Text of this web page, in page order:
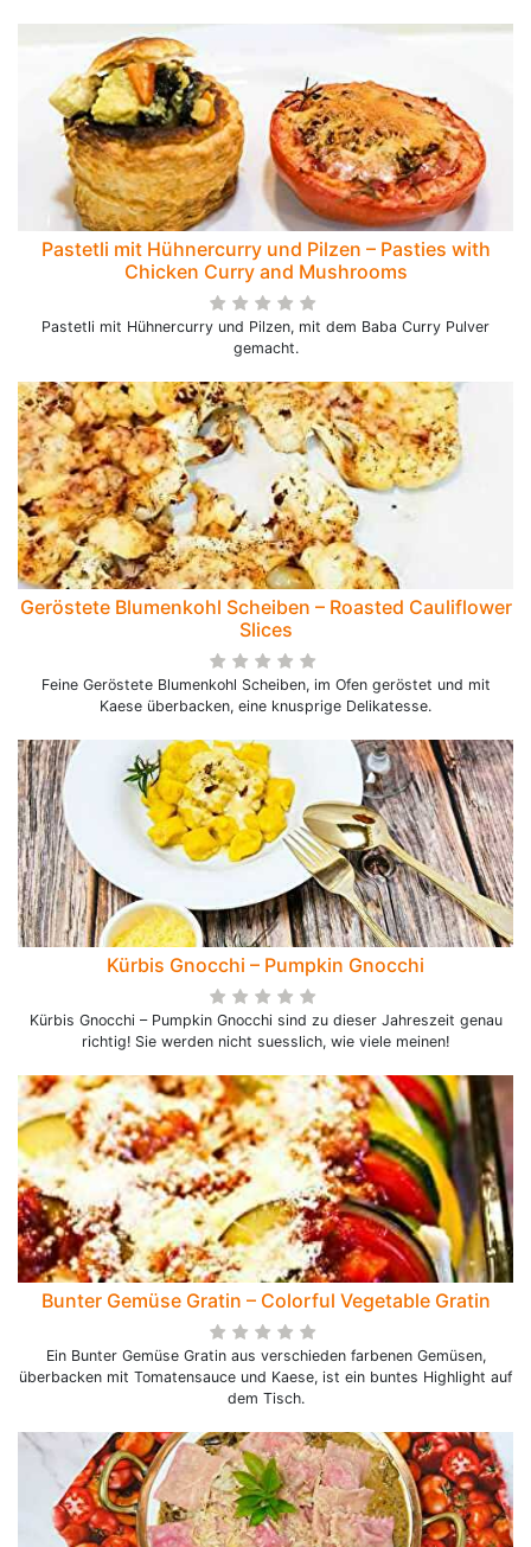
Pastetli mit Hühnercurry und Pilzen – Pasties with
Chicken Curry and Mushrooms
Pastetli mit Hühnercurry und Pilzen, mit dem Baba Curry Pulver
gemacht.
Geröstete Blumenkohl Scheiben – Roasted Cauliflower
Slices
Feine Geröstete Blumenkohl Scheiben, im Ofen geröstet und mit
Kaese überbacken, eine knusprige Delikatesse.
Kürbis Gnocchi – Pumpkin Gnocchi
Kürbis Gnocchi – Pumpkin Gnocchi sind zu dieser Jahreszeit genau
richtig! Sie werden nicht suesslich, wie viele meinen!
Bunter Gemüse Gratin – Colorful Vegetable Gratin
Ein Bunter Gemüse Gratin aus verschieden farbenen Gemüsen,
überbacken mit Tomatensauce und Kaese, ist ein buntes Highlight auf
dem Tisch.